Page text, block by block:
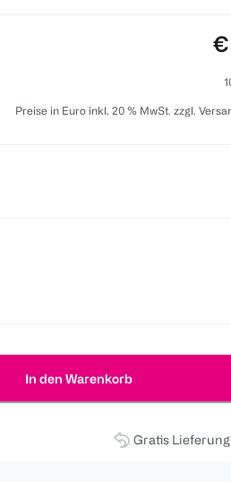
€
Preise in Euro inkl. 20 % MwSt. zzgl.
In den Warenkorb
Gratis